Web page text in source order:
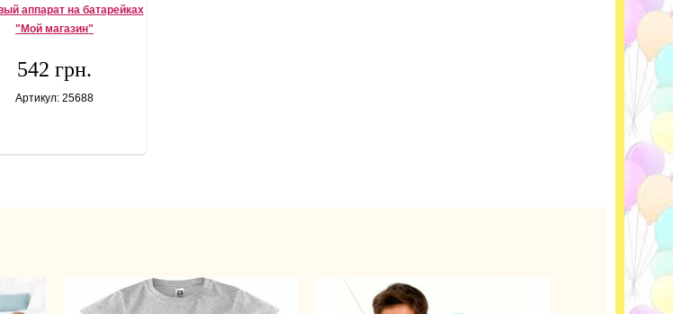
аппарат на батарейках
"Мой магазин"
542 грн.
Артикул: 25688